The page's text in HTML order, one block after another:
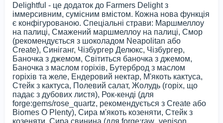
Delightful - це додаток до Farmers Delight з
іммерсивним, сумісним вмістом. Кожна нова функція
є конфігурованою. Спеціальні страви: Маршмеллоу
на палиці, Смажений маршмеллоу на палиці, Смор
(рекомендується з шоколадом Neapolitan або
Create), Синіганг, Чізбургер Делюкс, Чізбургер,
Баночка з джемом, Світиться баночка з джемом,
Баночка з маслом горіхів, Бутерброд з маслом
горіхів та желе, Ендеровий нектар, М'якоть кактуса,
Стейк з кактуса, Полевий салат, Жолудь (горіх, що
падає з дубових листя), Рок-кенді (для
forge:gems/rose_quartz, рекомендується з Create або
Biomes O Plenty), Сира м'якоть козеняти, Стейк з
козеняти, Сира свинина (для forge:raw_venison,